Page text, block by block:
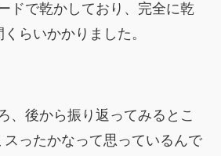
ドで乾かしており、完全に乾
らいかかりました。
、後から振り返ってみるとこ
ったかなって思っているんで